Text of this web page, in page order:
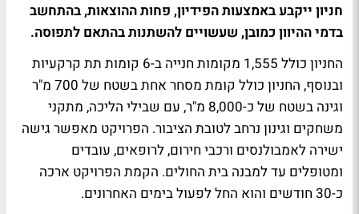
חניון ייקבע באמצעות הפידיון, פחות ההוצאות, בהתחשב
בדמי ההיוון כמובן, שעשויים להשתנות בהתאם לתפוסה.
החניון כולל 1,555 מקומות חנייה ב-6 קומות תת קרקעיות
ובנוסף, החניון כולל קומת מסחר אחת בשטח של 700 מ"ר
וגינה בשטח של כ-8,000 מ"ר, עם שבילי הליכה, מתקני
משחקים וגינון נרחב לטובת הציבור. הפרויקט מאפשר גישה
ישירה לאמבולנסים ורכבי חירום, לרופאים, עובדים
ומטופלים עד למבנה בית החולים. הקמת הפרויקט ארכה
כ-30 חודשים והוא החל לפעול בימים האחרונים.